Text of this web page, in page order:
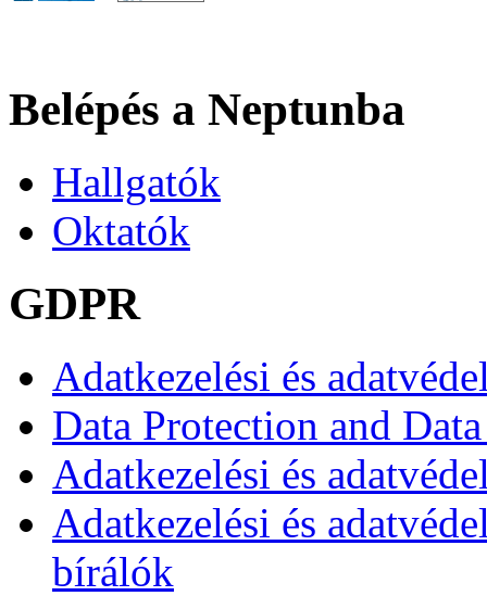
Belépés a Neptunba
Hallgatók
Oktatók
GDPR
Adatkezelési és
Data Protection and
Adatkezelési és
Adatkezelési és
bírálók